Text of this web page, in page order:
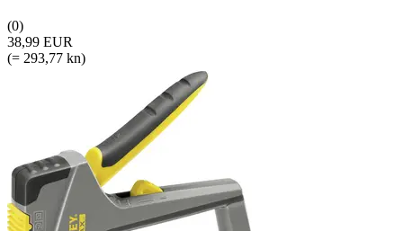
(0)
38,99 EUR
(= 293,77 kn)